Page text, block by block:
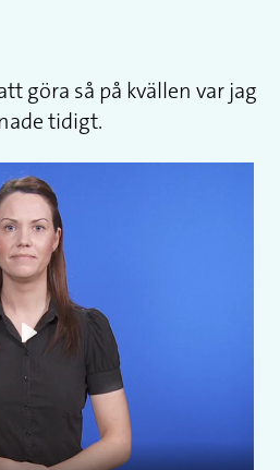
göra så på kvällen var jag
tidigt.
Play